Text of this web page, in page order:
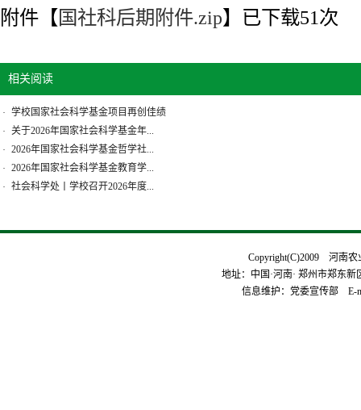
附件【 国社科后期附件.zip】已下载51次
相关阅读
· 学校国家社会科学基金项目再创佳绩
· 关于2026年国家社会科学基金年...
· 2026年国家社会科学基金哲学社...
· 2026年国家社会科学基金教育学...
· 社会科学处丨学校召开2026年度...
Copyright(C)2009 河南
地址：中国·河南· 郑州市郑东
信息维护：党委宣传部 E-